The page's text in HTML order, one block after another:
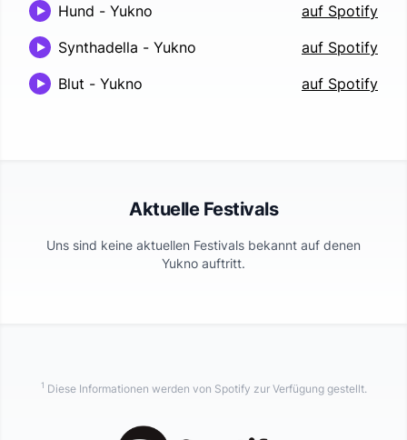
Hund - Yukno
auf Spotify
Synthadella - Yukno
auf Spotify
Blut - Yukno auf Spotify
Aktuelle Festivals
Uns sind keine aktuellen Festivals bekannt auf denen
Yukno auftritt.
1 Diese Informationen werden von Spotify zur Verfügung gestellt.